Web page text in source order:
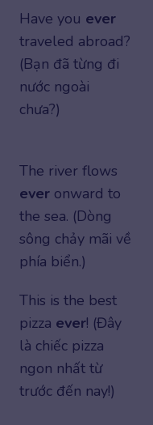
Have you ever
traveled abroad?
(Bạn đã từng đi
nước ngoài
chưa?)
The river flows
ever onward to
the sea. (Dòng
sông chảy mãi về
phía biển.)
This is the best
pizza ever! (Đây
là chiếc pizza
ngon nhất từ
trước đến nay!)